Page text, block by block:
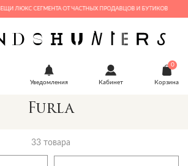
СЕГМЕНТА ОТ ЧАСТНЫХ ПРОДАВЦОВ И БУТИКОВ
Уведомления Кабинет
0
Корзина
Furla
33 товара